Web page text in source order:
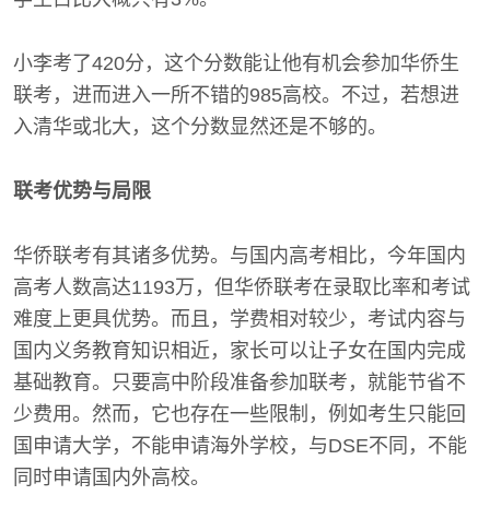
小李考了420分，这个分数能让他有机会参加华侨生
联考，进而进入一所不错的985高校。不过，若想进
入清华或北大，这个分数显然还是不够的。
联考优势与局限
华侨联考有其诸多优势。与国内高考相比，今年国内
高考人数高达1193万，但华侨联考在录取比率和考试
难度上更具优势。而且，学费相对较少，考试内容与
国内义务教育知识相近，家长可以让子女在国内完成
基础教育。只要高中阶段准备参加联考，就能节省不
少费用。然而，它也存在一些限制，例如考生只能回
国申请大学，不能申请海外学校，与DSE不同，不能
同时申请国内外高校。